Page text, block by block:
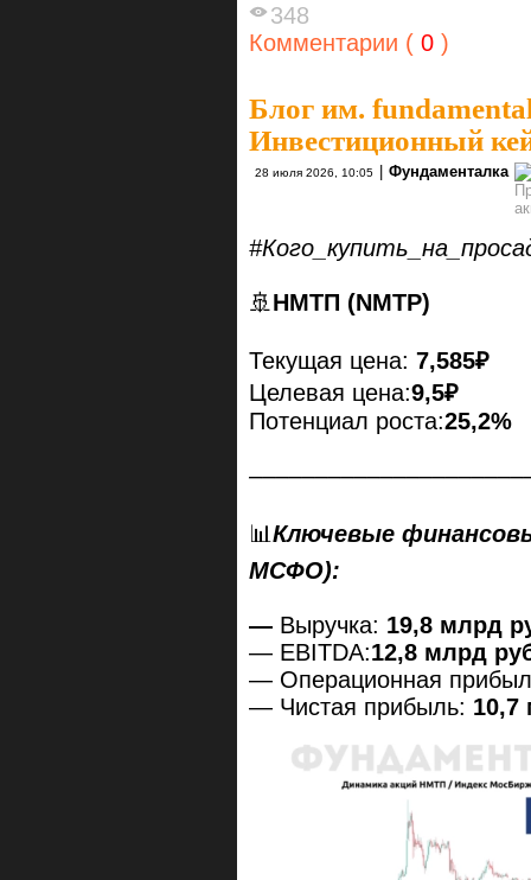
348
Комментарии ( 0 )
Блог им.
Инвестиционный
28 июля 2026, 10:05 Фундаменталка
🚢НМТП (NMTP)
Текущая цена: 7,585₽
Целевая цена:9,5₽
Потенциал роста:25,2%
📊Ключевые
МСФО):
— Выручка: 19,8 млрд
— EBITDA:12,8 млрд
— Операционная
— Чистая прибыль: 10,7